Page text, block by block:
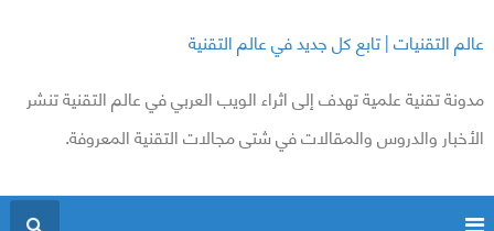
عالم التقنيات | تابع كل جديد في عالم التقنية
مدونة تقنية علمية تهدف إلى اثراء الويب العربي في عالم التقنية تنشر
الأخبار والدروس والمقالات في شتى مجالات التقنية المعروفة.